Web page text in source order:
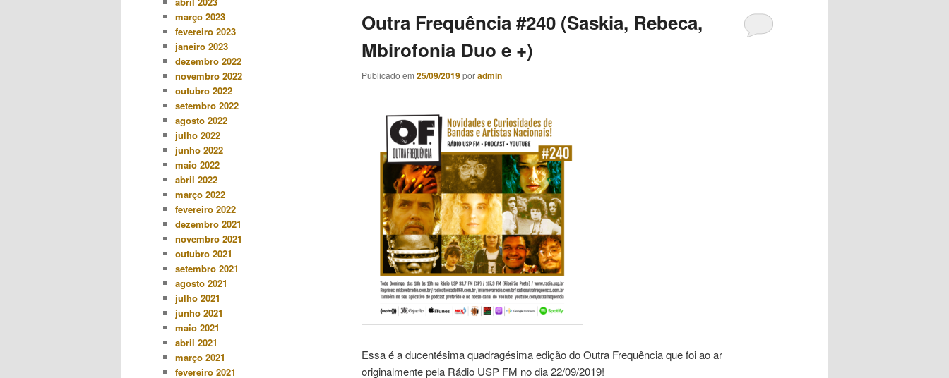
Outra Frequência #240 (Saskia, Rebeca,
Mbirofonia Duo e +)
Publicado em 25/09/2019poradmin
Essa é a ducentésima quadragésima edição do Outra Frequência que foi ao ar
originalmente pela Rádio USP FM no dia 22/09/2019!
março 2023
fevereiro 2023
janeiro 2023
dezembro 2022
novembro 2022
outubro 2022
setembro 2022
agosto 2022
julho 2022
junho 2022
maio 2022
abril 2022
março 2022
fevereiro 2022
dezembro 2021
novembro 2021
outubro 2021
setembro 2021
agosto 2021
julho 2021
junho 2021
maio 2021
abril 2021
março 2021
fevereiro 2021